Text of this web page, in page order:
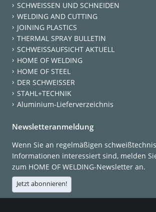
SCHWEISSEN UND SCHNEIDEN
WELDING AND CUTTING
JOINING PLASTICS
THERMAL SPRAY BULLETIN
SCHWEISSAUFSICHT AKTUELL
HOME OF WELDING
HOME OF STEEL
DER SCHWEISSER
STAHL+TECHNIK
Aluminium-Lieferverzeichnis
Newsletteranmeldung
Wenn Sie an regelmäßigen
Informationen interessiert sind, melden
zum HOME OF WELDING-Newsletter an.
Jetzt abonnieren!